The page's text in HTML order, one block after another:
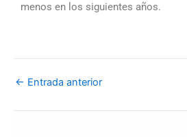
menos en los siguientes años.
← Entrada anterior